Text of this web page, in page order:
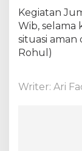
Kegiatan
Wib,
situasi aman
Rohul)
Writer: Ari